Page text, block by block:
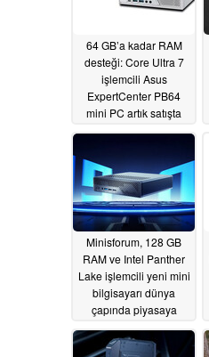
64 GB’a kadar RAM
desteği: Core Ultra 7
işlemcili Asus
ExpertCenter PB64
mini PC artık satışta
07/16/2026
Minisforum, 128 GB
RAM ve Intel Panther
Lake işlemcili yeni mini
bilgisayarı dünya
çapında piyasaya
07/09/2026